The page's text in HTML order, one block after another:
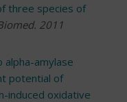
three species of
2011
alpha-amylase
potential of
induced oxidative